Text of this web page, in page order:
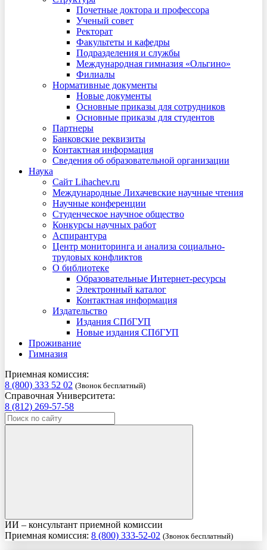
Почетные доктора и профессора
Ученый совет
Ректорат
Факультеты и кафедры
Подразделения и службы
Международная гимназия «Ольгино»
Филиалы
Нормативные документы
Новые документы
Основные приказы для сотрудников
Основные приказы для студентов
Партнеры
Банковские реквизиты
Контактная информация
Сведения об образовательной организации
Наука
Сайт Lihachev.ru
Международные Лихачевские научные чтения
Научные конференции
Студенческое научное общество
Конкурсы научных работ
Аспирантура
Центр мониторинга и анализа социально-
трудовых конфликтов
О библиотеке
Образовательные Интернет-ресурсы
Электронный каталог
Контактная информация
Издательство
Издания СПбГУП
Новые издания СПбГУП
Проживание
Гимназия
Приемная комиссия:
8 (800) 333 52 02 (Звонок бесплатный)
Справочная Университета:
8 (812) 269-57-58
ИИ – консультант приемной комиссии
Приемная комиссия: 8 (800) 333-52-02 (Звонок бесплатный)